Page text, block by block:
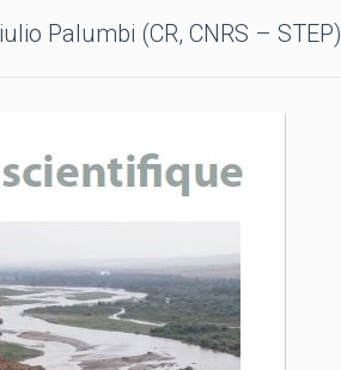
Palumbi (CR, CNRS – STEP)